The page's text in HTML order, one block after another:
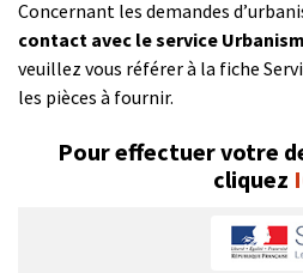
Concernant les demandes
contact avec le service
veuillez vous référer à la fiche
les pièces à fournir.
Pour effectuer votre
cliquez